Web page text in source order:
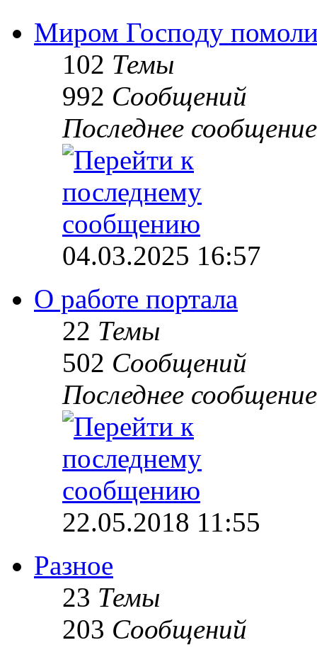
Миром Господу
102 Темы
992 Сообщений
Последнее сообщение
04.03.2025 16:57
О работе портала
22 Темы
502 Сообщений
Последнее сообщение
22.05.2018 11:55
Разное
23 Темы
203 Сообщений